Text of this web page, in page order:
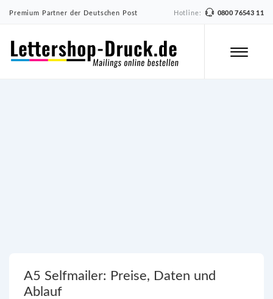
Premium Partner der Deutschen Post Hotline: 0800 76543 11
A5 Selfmailer: Preise, Daten und
Ablauf